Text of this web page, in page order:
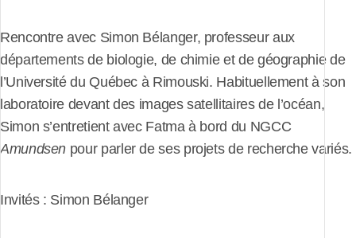
Rencontre avec Simon Bélanger, professeur aux
départements de biologie, de chimie et de géographie de
l’Université du Québec à Rimouski. Habituellement à son
laboratoire devant des images satellitaires de l’océan,
Simon s’entretient avec Fatma à bord du NGCC
Amundsen pour parler de ses projets de recherche variés.
Invités : Simon Bélanger